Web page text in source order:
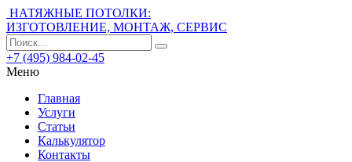
НАТЯЖНЫЕ ПОТОЛКИ:
ИЗГОТОВЛЕНИЕ, МОНТАЖ, СЕРВИС
+7 (495) 984-02-45
Меню
Главная
Услуги
Статьи
Калькулятор
Контакты